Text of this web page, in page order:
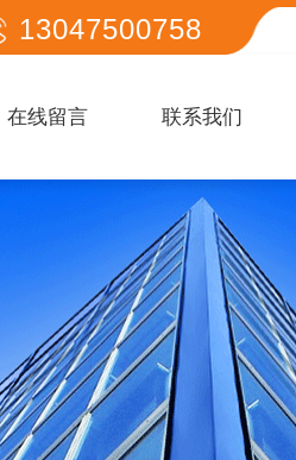
13047500758
在线留言 联系我们